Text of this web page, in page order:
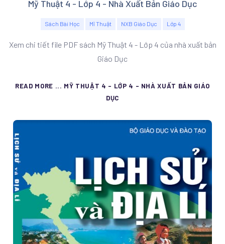
Mỹ Thuật 4 - Lớp 4 - Nhà Xuất Bản Giáo Dục
Sách Bài Học Mĩ Thuật NXB Giáo Dục Lớp 4
Xem chi tiết file PDF sách Mỹ Thuật 4 - Lớp 4 của nhà xuất bản
Giáo Dục
READ MORE ... MỸ THUẬT 4 - LỚP 4 - NHÀ XUẤT BẢN GIÁO
DỤC